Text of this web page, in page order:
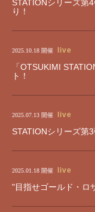
STATIONシリーズ第
り！
2025.10.18 開催 live
「OTSUKIMI
ト！
2025.07.13 開催 live
STATIONシリーズ第3
2025.01.18 開催 live
"目指せゴールド・ロ